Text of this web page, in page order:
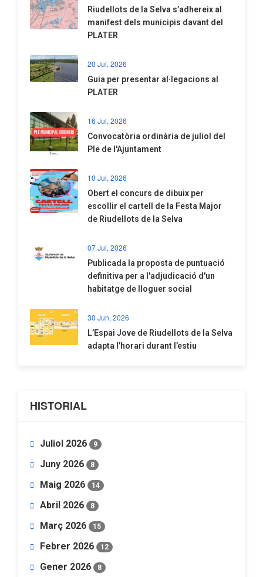
Riudellots de la Selva s’adhereix al
manifest dels municipis davant del
PLATER
20 Jul, 2026
​Guia per presentar al·legacions al
PLATER
16 Jul, 2026
Convocatòria ordinària de juliol del
Ple de l'Ajuntament
10 Jul, 2026
​Obert el concurs de dibuix per
escollir el cartell de la Festa Major
de Riudellots de la Selva
07 Jul, 2026
​Publicada la proposta de puntuació
definitiva per a l'adjudicació d'un
habitatge de lloguer social
30 Jun, 2026
​L’Espai Jove de Riudellots de la Selva
adapta l’horari durant l’estiu
HISTORIAL
Juliol 2026 9
Juny 2026 8
Maig 2026 14
Abril 2026 8
Març 2026 15
Febrer 2026 12
Gener 2026 8